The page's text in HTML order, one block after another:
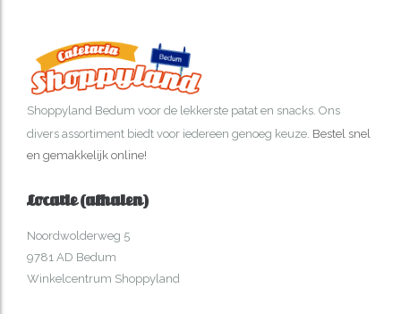
Shoppyland Bedum voor de lekkerste patat en snacks. Ons
divers assortiment biedt voor iedereen genoeg keuze. Bestel snel
en gemakkelijk online!
Locatie (afhalen)
Noordwolderweg 5
9781 AD Bedum
Winkelcentrum Shoppyland